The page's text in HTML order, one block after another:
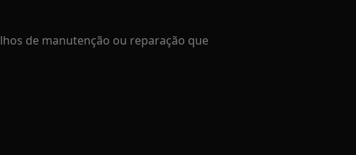
de manutenção ou reparação que